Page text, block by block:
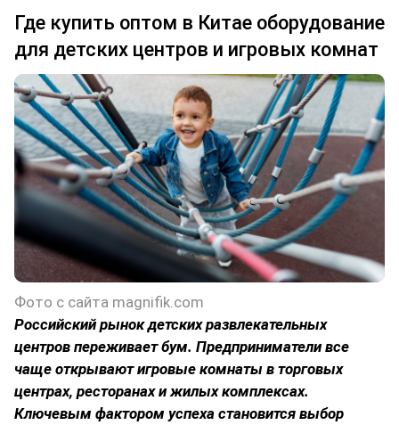
Где купить оптом в Китае оборудование
для детских центров и игровых комнат
Фото с сайта magnifik.com
Российский рынок детских развлекательных
центров переживает бум. Предприниматели все
чаще открывают игровые комнаты в торговых
центрах, ресторанах и жилых комплексах.
Ключевым фактором успеха становится выбор